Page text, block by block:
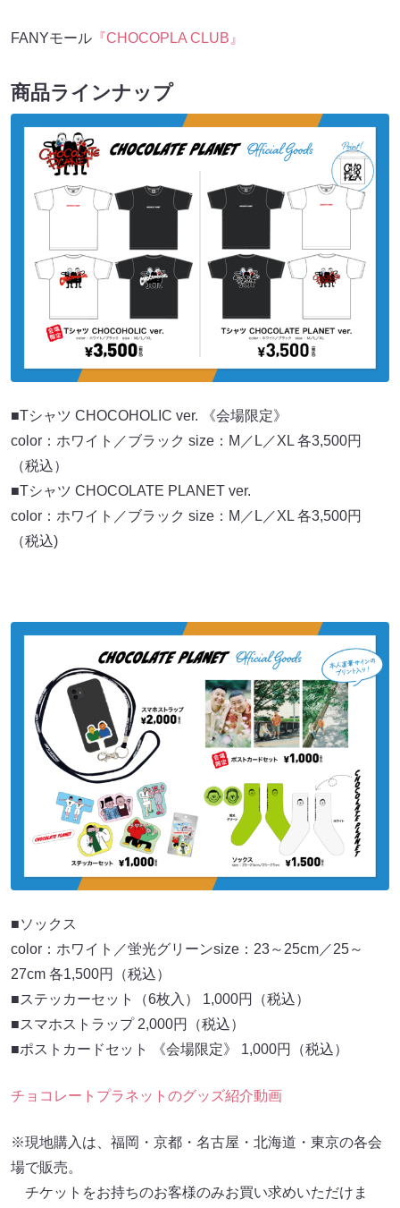
FANYモール 『CHOCOPLA CLUB』
商品ラインナップ
■Tシャツ CHOCOHOLIC ver. 《会場限定》
color：ホワイト／ブラック size：M／L／XL 各3,500円
（税込）
■Tシャツ CHOCOLATE PLANET ver.
color：ホワイト／ブラック size：M／L／XL 各3,500円
（税込)
■ソックス
color：ホワイト／蛍光グリーンsize：23～25cm／25～
27cm 各1,500円（税込）
■ステッカーセット（6枚入） 1,000円（税込）
■スマホストラップ 2,000円（税込）
■ポストカードセット 《会場限定》 1,000円（税込）
チョコレートプラネットのグッズ紹介動画
※現地購入は、福岡・京都・名古屋・北海道・東京の各会
場で販売。
チケットをお持ちのお客様のみお買い求めいただけま